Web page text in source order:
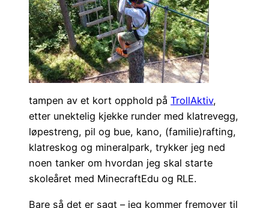
tampen av et kort opphold på TrollAktiv,
etter unektelig kjekke runder med klatrevegg,
løpestreng, pil og bue, kano, (familie)rafting,
klatreskog og mineralpark, trykker jeg ned
noen tanker om hvordan jeg skal starte
skoleåret med MinecraftEdu og RLE.
Bare så det er sagt – jeg kommer fremover til